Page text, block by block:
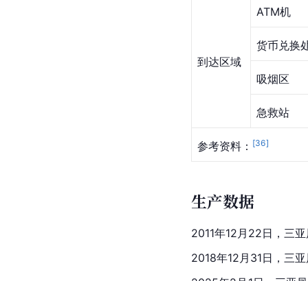
到达区域
ATM机
货币兑换
吸烟区
急救站
参考资料： [36]
生产数据
2011年12月22日，三
2018年12月31日，三